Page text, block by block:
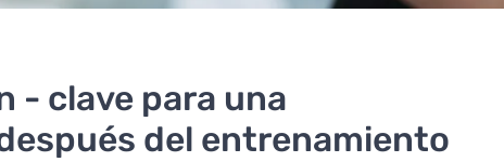
- clave para una
del entrenamiento